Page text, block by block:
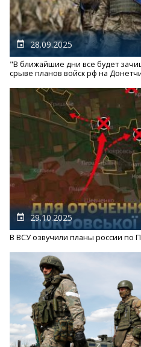
28.09.2025
"В ближайшие дни все будет
срыве планов войск рф на
29.10.2025
В ВСУ озвучили планы россии по